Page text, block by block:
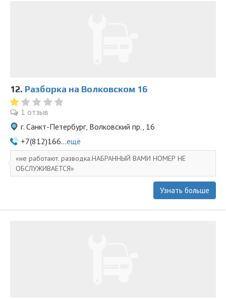
12. Разборка на Волковском 16
1 отзыв
г. Санкт-Петербург, Волковский пр., 16
+7(812)166...ещё
не работают. разводка.НАБРАННЫЙ ВАМИ НОМЕР НЕ
ОБСЛУЖИВАЕТСЯ
Узнать больше